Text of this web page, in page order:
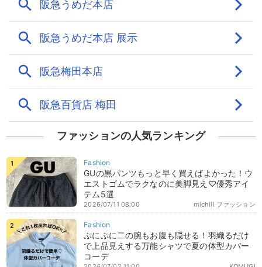
ファッションの人気ランキング
GUの黒パンツもっと早く買えばよかった！ウ
エストゴムでラクなのに美脚見え♡優秀アイ
テム5選
michill ファッション
2026/07/11 08:00
ぷにぷに二の腕もお腹も隠せる！羽織るだけ
で上品見えする万能シャツで夏の体型カバー
コーデ